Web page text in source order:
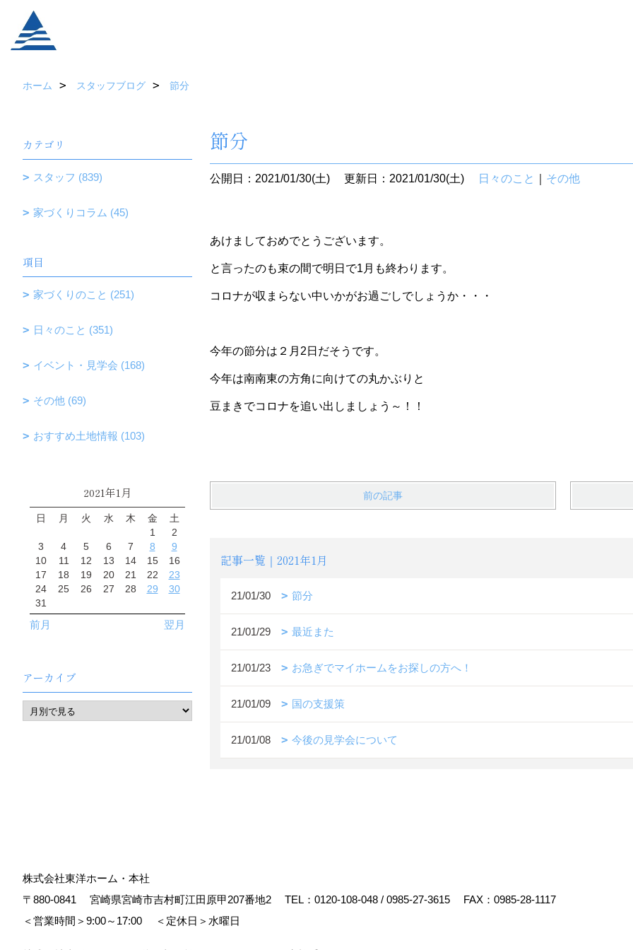
ホーム スタッフブログ 節分
節分
公開日：2021/01/30(土) 更新日：2021/01/30(土) 日々のこと その他
あけましておめでとうございます。
と言ったのも束の間で明日で1月も終わります。
コロナが収まらない中いかがお過ごしでしょうか・・・
今年の節分は２月2日だそうです。
今年は南南東の方角に向けての丸かぶりと
豆まきでコロナを追い出しましょう～！！
前の記事
記事一覧｜2021年1月
21/01/30 節分
21/01/29 最近また
21/01/23 お急ぎでマイホームをお探しの方へ！
21/01/09 国の支援策
21/01/08 今後の見学会について
カテゴリ
スタッフ (839)
家づくりコラム (45)
項目
家づくりのこと (251)
日々のこと (351)
イベント・見学会 (168)
その他 (69)
おすすめ土地情報 (103)
2021年1月
日 月 火 水 木 金
土
1
2
3
4 5 6 7 8
9
10
11 12 13 14 15
16
17
18 19 20 21 22
23
24
25 26 27 28 29
30
31
前月 翌月
アーカイブ
株式会社東洋ホーム・本社
〒880-0841
宮崎県宮崎市吉村町江田原甲207番地2 TEL： 0120-108-048 / 0985-27-3615
FAX：0985-28-1117
＜営業時間＞9:00～17:00
＜定休日＞水曜日